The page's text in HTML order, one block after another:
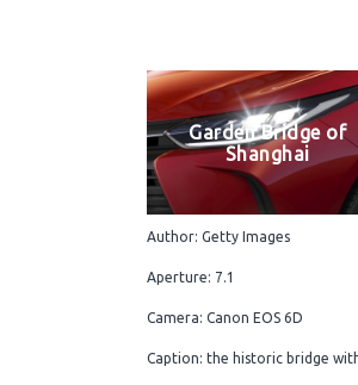
Garden Bridge of
Shanghai
Author: Getty Images
Aperture: 7.1
Camera: Canon EOS 6D
Caption: the historic bridge